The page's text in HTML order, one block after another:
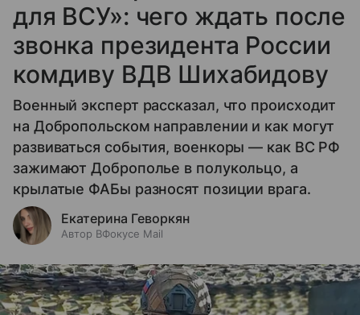
для ВСУ»: чего ждать после
звонка президента России
комдиву ВДВ Шихабидову
Военный эксперт рассказал, что происходит
на Добропольском направлении и как могут
развиваться события, военкоры — как ВС РФ
зажимают Доброполье в полукольцо, а
крылатые ФАБы разносят позиции врага.
Екатерина Геворкян
Автор ВФокусе Mail